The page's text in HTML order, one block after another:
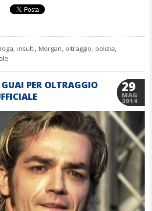
, insulti, Morgan, oltraggio, polizia,
PER OLTRAGGIO
29
MAG
2014